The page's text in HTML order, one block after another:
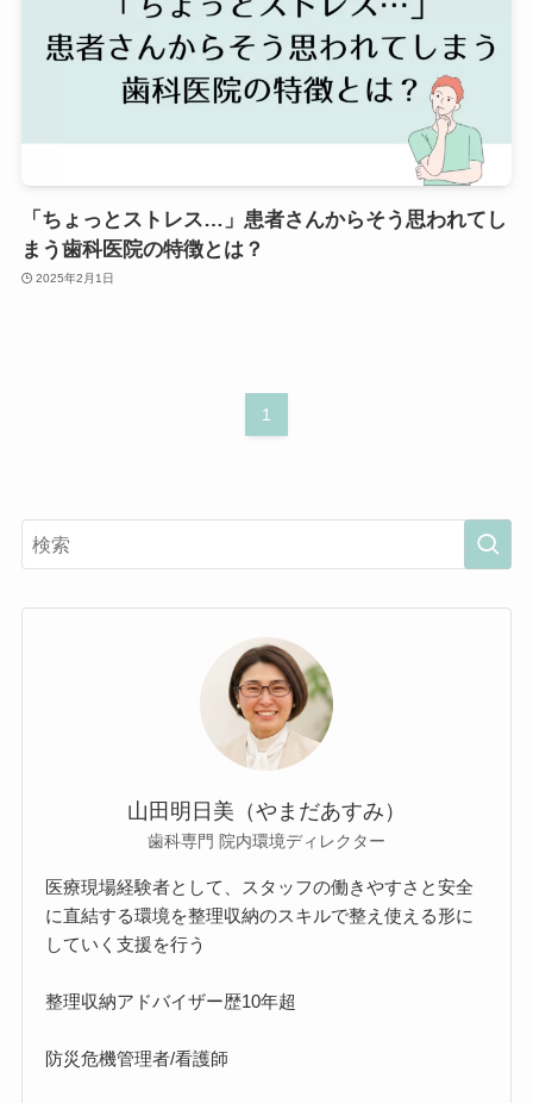
「ちょっとストレス…」患者さんからそう思われてし
まう歯科医院の特徴とは？
2025年2月1日
1
山田明日美（やまだあすみ）
歯科専門 院内環境ディレクター
医療現場経験者として、スタッフの働きやすさと安全
に直結する環境を整理収納のスキルで整え使える形に
していく支援を行う
整理収納アドバイザー歴10年超
防災危機管理者/看護師